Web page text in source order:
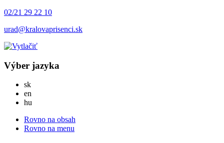
02/21 29 22 10
urad@kralovaprisenci.sk
Výber jazyka
skSlovensky
en
hu
Rovno na obsah
Rovno na menu